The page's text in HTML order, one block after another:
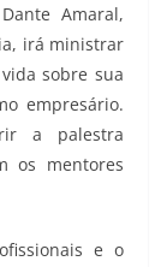
Amaral,
irá ministrar
sobre sua
empresário.
a palestra
os mentores
e o